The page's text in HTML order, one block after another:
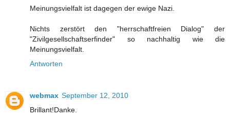
Meinungsvielfalt ist dagegen der ewige Nazi.
Nichts zerstört den "herrschaftfreien Dialog" der
"Zivilgesellschaftserfinder" so nachhaltig wie die
Meinungsvielfalt.
Antworten
webmax September 12, 2010
Brillant!Danke.